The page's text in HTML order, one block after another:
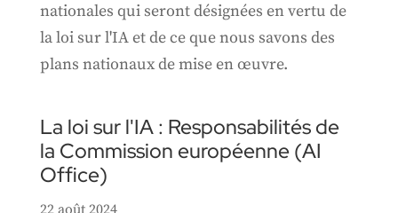
nationales qui seront désignées en vertu de
la loi sur l'IA et de ce que nous savons des
plans nationaux de mise en œuvre.
La loi sur l'IA : Responsabilités de
la Commission européenne (AI
Office)